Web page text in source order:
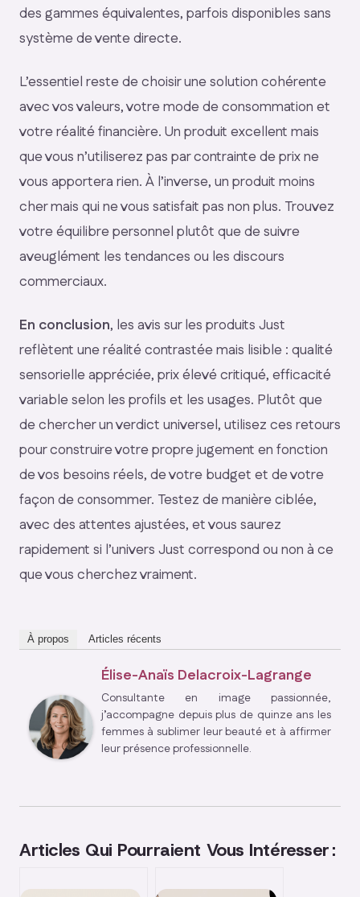
des gammes équivalentes, parfois disponibles sans
système de vente directe.
L’essentiel reste de choisir une solution cohérente
avec vos valeurs, votre mode de consommation et
votre réalité financière. Un produit excellent mais
que vous n’utiliserez pas par contrainte de prix ne
vous apportera rien. À l’inverse, un produit moins
cher mais qui ne vous satisfait pas non plus. Trouvez
votre équilibre personnel plutôt que de suivre
aveuglément les tendances ou les discours
commerciaux.
En conclusion, les avis sur les produits Just
reflètent une réalité contrastée mais lisible : qualité
sensorielle appréciée, prix élevé critiqué, efficacité
variable selon les profils et les usages. Plutôt que
de chercher un verdict universel, utilisez ces retours
pour construire votre propre jugement en fonction
de vos besoins réels, de votre budget et de votre
façon de consommer. Testez de manière ciblée,
avec des attentes ajustées, et vous saurez
rapidement si l’univers Just correspond ou non à ce
que vous cherchez vraiment.
À propos Articles récents
Élise-Anaïs Delacroix-Lagrange
Consultante en image passionnée,
j’accompagne depuis plus de quinze ans les
femmes à sublimer leur beauté et à affirmer
leur présence professionnelle.
Articles Qui Pourraient Vous Intéresser :